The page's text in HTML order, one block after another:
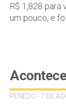
R$ 1,828 para
um pouco, e
PENEDO - 7 DE